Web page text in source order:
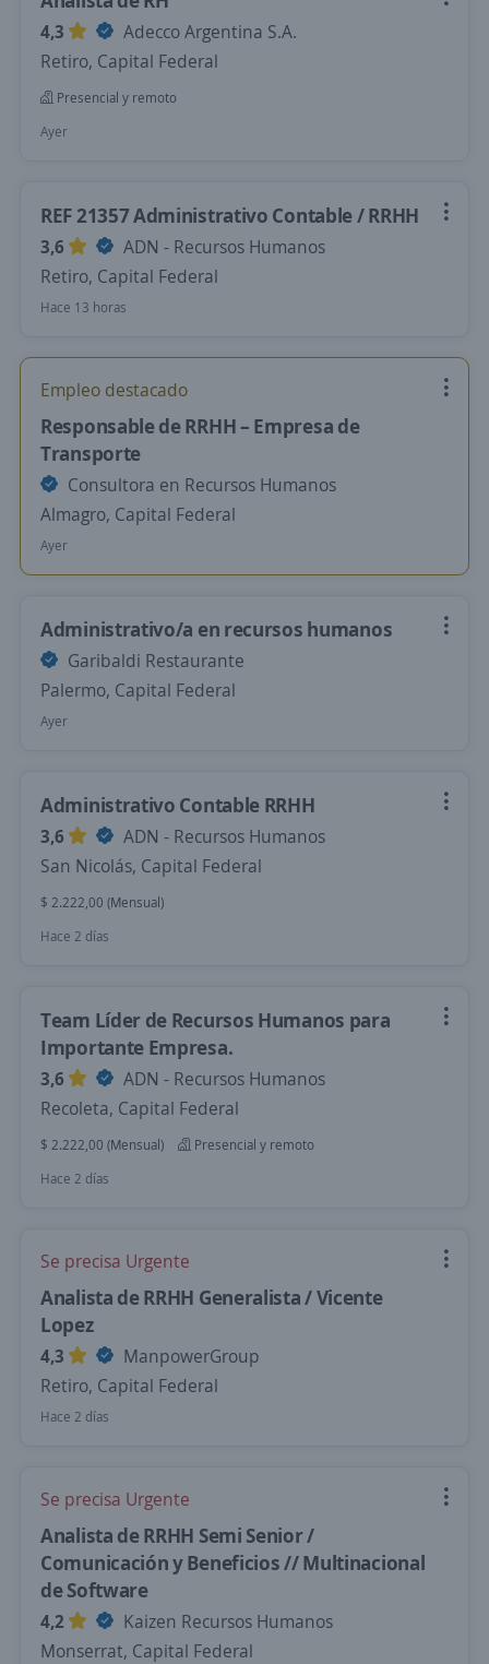
4,3
Adecco Argentina S.A.
Retiro, Capital Federal
Presencial y remoto
Ayer
REF 21357 Administrativo Contable / RRHH
3,6
ADN - Recursos Humanos
Retiro, Capital Federal
Hace 13 horas
Empleo destacado
Responsable de RRHH – Empresa de
Transporte
Consultora en Recursos Humanos
Almagro, Capital Federal
Ayer
Administrativo/a en recursos humanos
Garibaldi Restaurante
Palermo, Capital Federal
Ayer
Administrativo Contable RRHH
3,6
ADN - Recursos Humanos
San Nicolás, Capital Federal
$ 2.222,00 (Mensual)
Hace 2 días
Team Líder de Recursos Humanos para
Importante Empresa.
3,6
ADN - Recursos Humanos
Recoleta, Capital Federal
$ 2.222,00 (Mensual)
Presencial y remoto
Hace 2 días
Se precisa Urgente
Analista de RRHH Generalista / Vicente
Lopez
4,3
ManpowerGroup
Retiro, Capital Federal
Hace 2 días
Se precisa Urgente
Analista de RRHH Semi Senior /
Comunicación y Beneficios // Multinacional
de Software
4,2
Kaizen Recursos Humanos
Monserrat, Capital Federal